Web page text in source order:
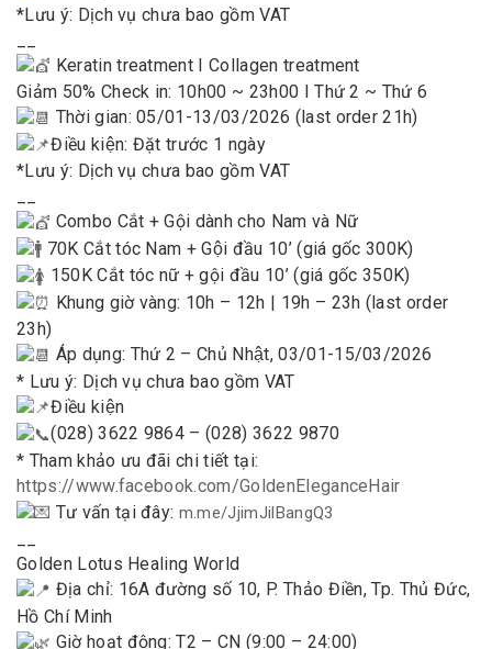
*Lưu ý: Dịch vụ chưa bao gồm VAT
Keratin treatment I Collagen treatment
Giảm 50% Check in: 10h00 ~ 23h00 I Thứ 2 ~ Thứ 6
Thời gian: 05/01-13/03/2026 (last order 21h)
Điều kiện: Đặt trước 1 ngày
*Lưu ý: Dịch vụ chưa bao gồm VAT
Combo Cắt + Gội dành cho Nam và Nữ
70K Cắt tóc Nam + Gội đầu 10’ (giá gốc 300K)
150K Cắt tóc nữ + gội đầu 10’ (giá gốc 350K)
Khung giờ vàng: 10h – 12h | 19h – 23h (last order
23h)
Áp dụng: Thứ 2 – Chủ Nhật, 03/01-15/03/2026
* Lưu ý: Dịch vụ chưa bao gồm VAT
Điều kiện
(028) 3622 9864 – (028) 3622 9870
* Tham khảo ưu đãi chi tiết tại:
https://www.facebook.com/GoldenEleganceHair
Tư vấn tại đây: m.me/JjimJilBangQ3
Golden Lotus Healing World
Địa chỉ: 16A đường số 10, P. Thảo Điền, Tp. Thủ Đức,
Hồ Chí Minh
Giờ hoạt động: T2 – CN (9:00 – 24:00)